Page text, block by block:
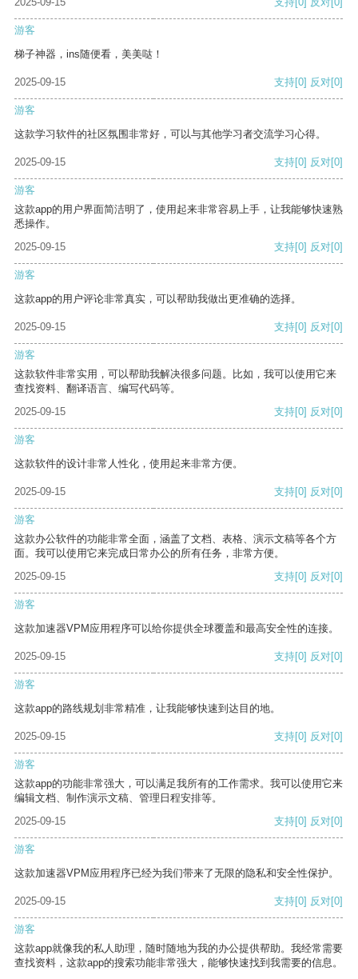
游客
梯子神器，ins随便看，美美哒！
2025-09-15 支持[0] 反对[0]
游客
这款学习软件的社区氛围非常好，可以与其他学习者交流学习心得。
2025-09-15 支持[0] 反对[0]
游客
这款app的用户界面简洁明了，使用起来非常容易上手，让我能够快速熟
悉操作。
2025-09-15
支持[0] 反对[0]
游客
这款app的用户评论非常真实，可以帮助我做出更准确的选择。
2025-09-15 支持[0] 反对[0]
游客
这款软件非常实用，可以帮助我解决很多问题。比如，我可以使用它来
查找资料、翻译语言、编写代码等。
2025-09-15
支持[0] 反对[0]
游客
这款软件的设计非常人性化，使用起来非常方便。
2025-09-15 支持[0] 反对[0]
游客
这款办公软件的功能非常全面，涵盖了文档、表格、演示文稿等各个方
面。我可以使用它来完成日常办公的所有任务，非常方便。
2025-09-15
支持[0] 反对[0]
游客
这款加速器VPM应用程序可以给你提供全球覆盖和最高安全性的连接。
2025-09-15 支持[0] 反对[0]
游客
这款app的路线规划非常精准，让我能够快速到达目的地。
2025-09-15 支持[0] 反对[0]
游客
这款app的功能非常强大，可以满足我所有的工作需求。我可以使用它来
编辑文档、制作演示文稿、管理日程安排等。
2025-09-15
支持[0] 反对[0]
游客
这款加速器VPM应用程序已经为我们带来了无限的隐私和安全性保护。
2025-09-15 支持[0] 反对[0]
游客
这款app就像我的私人助理，随时随地为我的办公提供帮助。我经常需要
查找资料，这款app的搜索功能非常强大，能够快速找到我需要的信息。